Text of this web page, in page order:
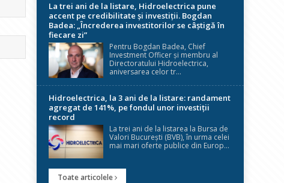
La trei ani de la listare, Hidroelectrica pune
accent pe credibilitate și investiții. Bogdan
Badea: „Încrederea investitorilor se câștigă în
fiecare zi”
Pentru Bogdan Badea, Chief
Investment Officer și membru al
Directoratului Hidroelectrica,
aniversarea celor tr...
Hidroelectrica, la 3 ani de la listare: randament
agregat de 141%, pe fondul unor investiții
record
La trei ani de la listarea la Bursa de
Valori București (BVB), în urma celei
mai mari oferte publice din Europ...
Toate articolele